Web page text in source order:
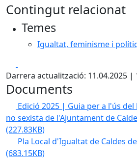
Contingut relacionat
Temes
Igualtat, feminisme i
Darrera actualització: 11.04.2025 |
Documents
Edició 2025 | Guia per a l'ús
no sexista de l'Ajuntament de
(227.83KB)
Pla Local d'Igualtat de Caldes
(683.15KB)